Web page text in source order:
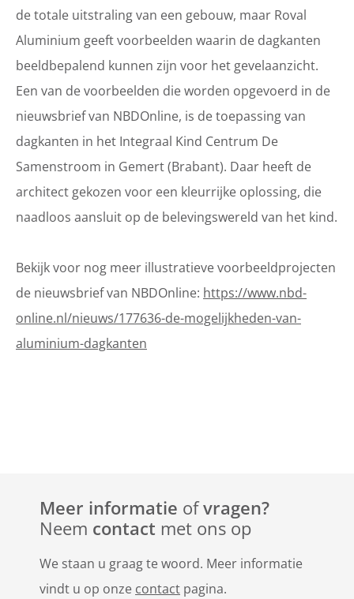
de totale uitstraling van een gebouw, maar Roval
Aluminium geeft voorbeelden waarin de dagkanten
beeldbepalend kunnen zijn voor het gevelaanzicht.
Een van de voorbeelden die worden opgevoerd in de
nieuwsbrief van NBDOnline, is de toepassing van
dagkanten in het Integraal Kind Centrum De
Samenstroom in Gemert (Brabant). Daar heeft de
architect gekozen voor een kleurrijke oplossing, die
naadloos aansluit op de belevingswereld van het kind.
Bekijk voor nog meer illustratieve voorbeeldprojecten
de nieuwsbrief van NBDOnline: https://www.nbd-
online.nl/nieuws/177636-de-mogelijkheden-van-
aluminium-dagkanten
Meer informatie ofvragen?
Neem contact met ons op
We staan u graag te woord. Meer informatie
vindt u op onze contact pagina.